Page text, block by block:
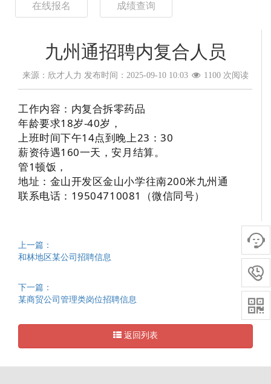
在线报名 成绩查询
九州通招聘内复合人员
来源：欣才人力 发布时间：2025-09-10 10:03 1100 次阅读
工作内容：内复合拆零药品
年龄要求18岁-40岁，
上班时间下午14点到晚上23：30
薪资待遇160一天，安月结算。
管1顿饭，
地址：金山开发区金山小学往南200米九州通
联系电话：19504710081（微信同号）
上一篇：
和林地区某公司招聘信息
下一篇：
某商贸公司管理类岗位招聘信息
返回列表


